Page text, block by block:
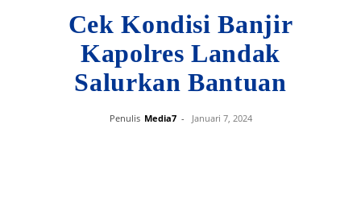
Cek Kondisi Banjir
Kapolres Landak
Salurkan Bantuan
Penulis Media7 - Januari 7, 2024